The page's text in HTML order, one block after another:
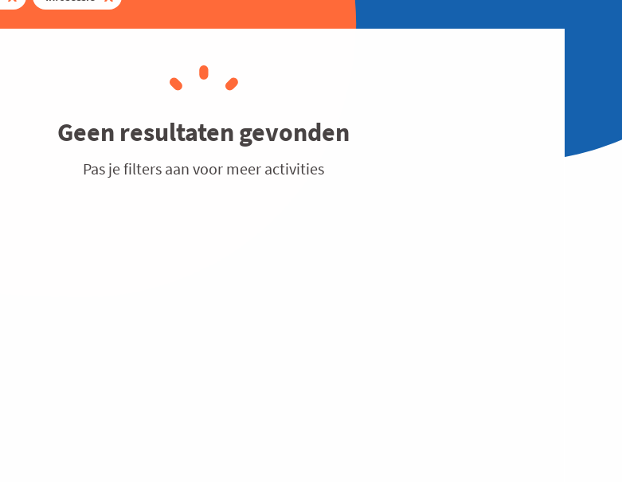
Geen resultaten gevonden
Pas je filters aan voor meer activities